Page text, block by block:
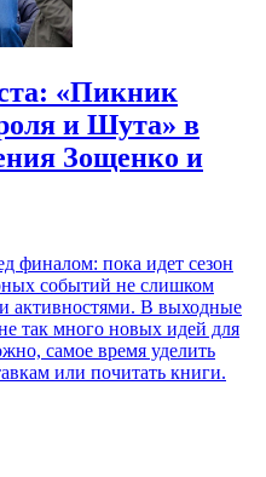
«Пикник
и Шута» в
Зощенко и
финалом: пока идет сезон
событий не слишком
активностями. В выходные
так много новых идей для
самое время уделить
или почитать книги.